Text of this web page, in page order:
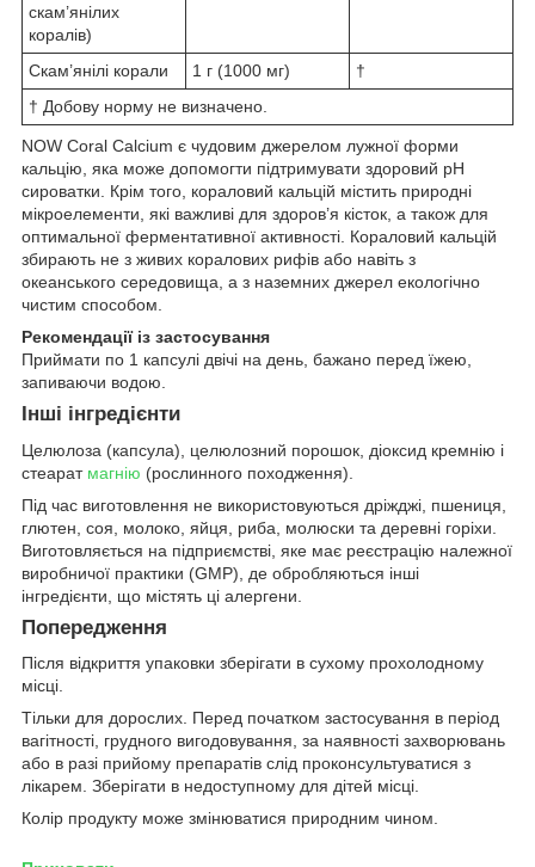
скам’янілих
коралів)
Скам’янілі корали 1 г (1000 мг)
†
† Добову норму не визначено.
NOW Coral Calcium є чудовим джерелом лужної форми
кальцію, яка може допомогти підтримувати здоровий рН
сироватки. Крім того, кораловий кальцій містить природні
мікроелементи, які важливі для здоров’я кісток, а також для
оптимальної ферментативної активності. Кораловий кальцій
збирають не з живих коралових рифів або навіть з
океанського середовища, а з наземних джерел екологічно
чистим способом.
Рекомендації із застосування
Приймати по 1 капсулі двічі на день, бажано перед їжею,
запиваючи водою.
Інші інгредієнти
Целюлоза (капсула), целюлозний порошок, діоксид кремнію і
стеарат магнію (рослинного походження).
Під час виготовлення не використовуються дріжджі, пшениця,
глютен, соя, молоко, яйця, риба, молюски та деревні горіхи.
Виготовляється на підприємстві, яке має реєстрацію належної
виробничої практики (GMP), де обробляються інші
інгредієнти, що містять ці алергени.
Попередження
Після відкриття упаковки зберігати в сухому прохолодному
місці.
Тільки для дорослих. Перед початком застосування в період
вагітності, грудного вигодовування, за наявності захворювань
або в разі прийому препаратів слід проконсультуватися з
лікарем. Зберігати в недоступному для дітей місці.
Колір продукту може змінюватися природним чином.